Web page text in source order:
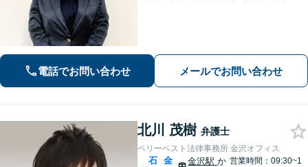
あり】
電話でお問い合わせ メールでお問い合わせ
北川 茂樹 弁護士
ベリーベスト法律事務所 金沢オフィス
石
金
金沢駅か 営業時間：09:30~1